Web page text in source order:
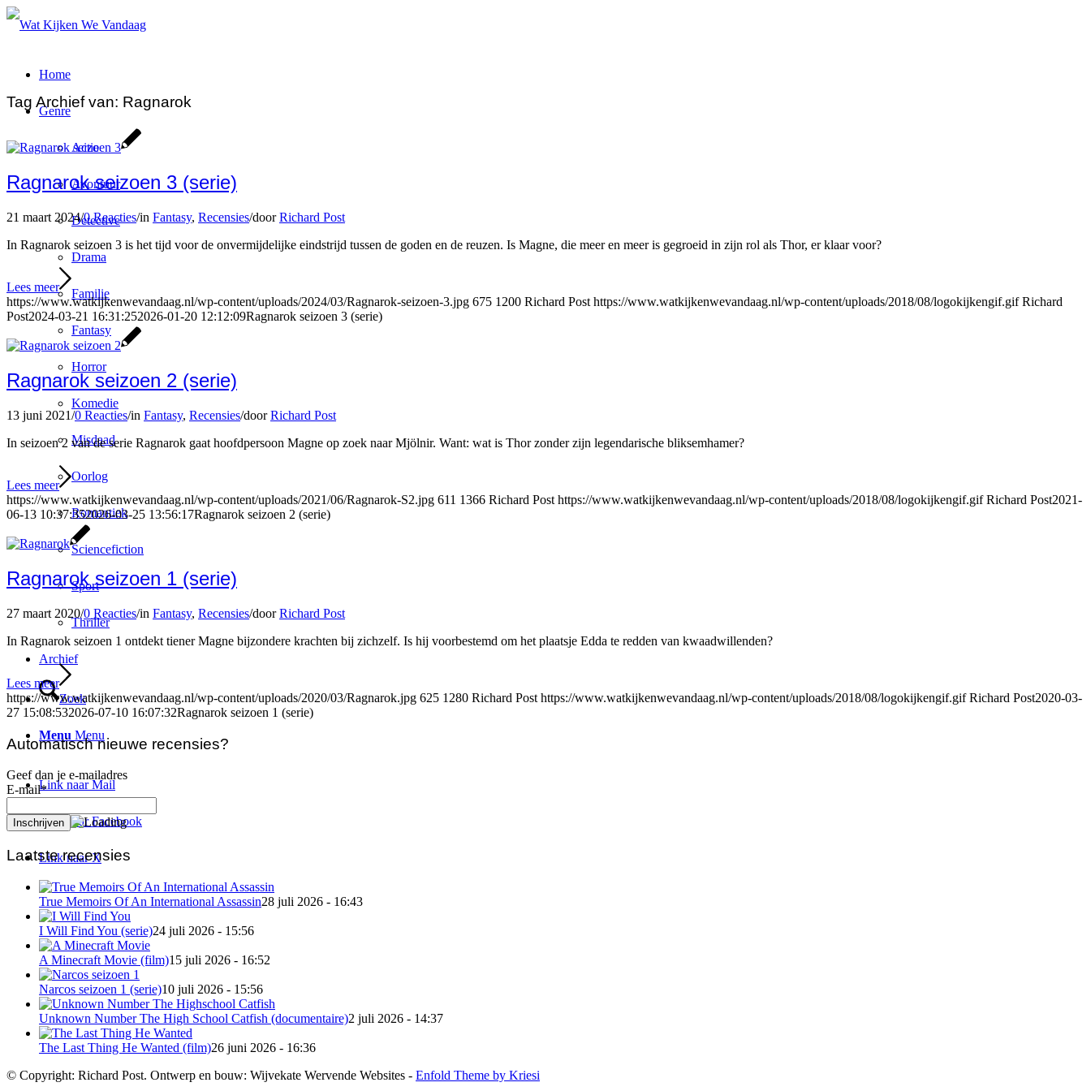
Home
Genre
Actie
Avontuur
Detective
Drama
Familie
Fantasy
Horror
Komedie
Misdaad
Oorlog
Romantiek
Sciencefiction
Sport
Thriller
Archief
Zoek
Menu Menu
Link naar Mail
Link naar Facebook
Link naar X
Tag Archief van: Ragnarok
Ragnarok seizoen 3 (serie)
21 maart 2024/0 Reacties/in Fantasy, Recensies/doorRichard Post
In Ragnarok seizoen 3 is het tijd voor de onvermijdelijke eindstrijd tussen de goden en de reuzen. Is Magne, die meer en meer is gegroeid in zijn rol als Thor, er klaar voor?
Lees meer
https://www.watkijkenwevandaag.nl/wp-content/uploads/2024/03/Ragnarok-seizoen-3.jpg 675 1200 Richard Post https://www.watkijkenwevandaag.nl/wp-content/uploads/2018/08/logokijkengif.gif Richard
Post2024-03-21 16:31:252026-01-20 12:12:09Ragnarok seizoen 3 (serie)
Ragnarok seizoen 2 (serie)
13 juni 2021/0 Reacties/in Fantasy, Recensies/doorRichard Post
In seizoen 2 van de serie Ragnarok gaat hoofdpersoon Magne op zoek naar Mjölnir. Want: wat is Thor zonder zijn legendarische bliksemhamer?
Lees meer
https://www.watkijkenwevandaag.nl/wp-content/uploads/2021/06/Ragnarok-S2.jpg 611 1366 Richard Post https://www.watkijkenwevandaag.nl/wp-content/uploads/2018/08/logokijkengif.gif Richard Post2021-
06-13 10:37:352026-03-25 13:56:17Ragnarok seizoen 2 (serie)
Ragnarok seizoen 1 (serie)
27 maart 2020/0 Reacties/in Fantasy, Recensies/doorRichard Post
In Ragnarok seizoen 1 ontdekt tiener Magne bijzondere krachten bij zichzelf. Is hij voorbestemd om het plaatsje Edda te redden van kwaadwillenden?
Lees meer
https://www.watkijkenwevandaag.nl/wp-content/uploads/2020/03/Ragnarok.jpg 625 1280 Richard Post https://www.watkijkenwevandaag.nl/wp-content/uploads/2018/08/logokijkengif.gif Richard Post2020-03-
27 15:08:532026-07-10 16:07:32Ragnarok seizoen 1 (serie)
Automatisch nieuwe recensies?
Geef dan je e-mailadres
E-mail*
Laatste recensies
True Memoirs Of An International Assassin28 juli 2026 - 16:43
I Will Find You (serie)24 juli 2026 - 15:56
A Minecraft Movie (film)15 juli 2026 - 16:52
Narcos seizoen 1 (serie)10 juli 2026 - 15:56
Unknown Number The High School Catfish (documentaire)2 juli 2026 - 14:37
The Last Thing He Wanted (film)26 juni 2026 - 16:36
© Copyright: Richard Post. Ontwerp en bouw: Wijvekate Wervende Websites - Enfold Theme by Kriesi